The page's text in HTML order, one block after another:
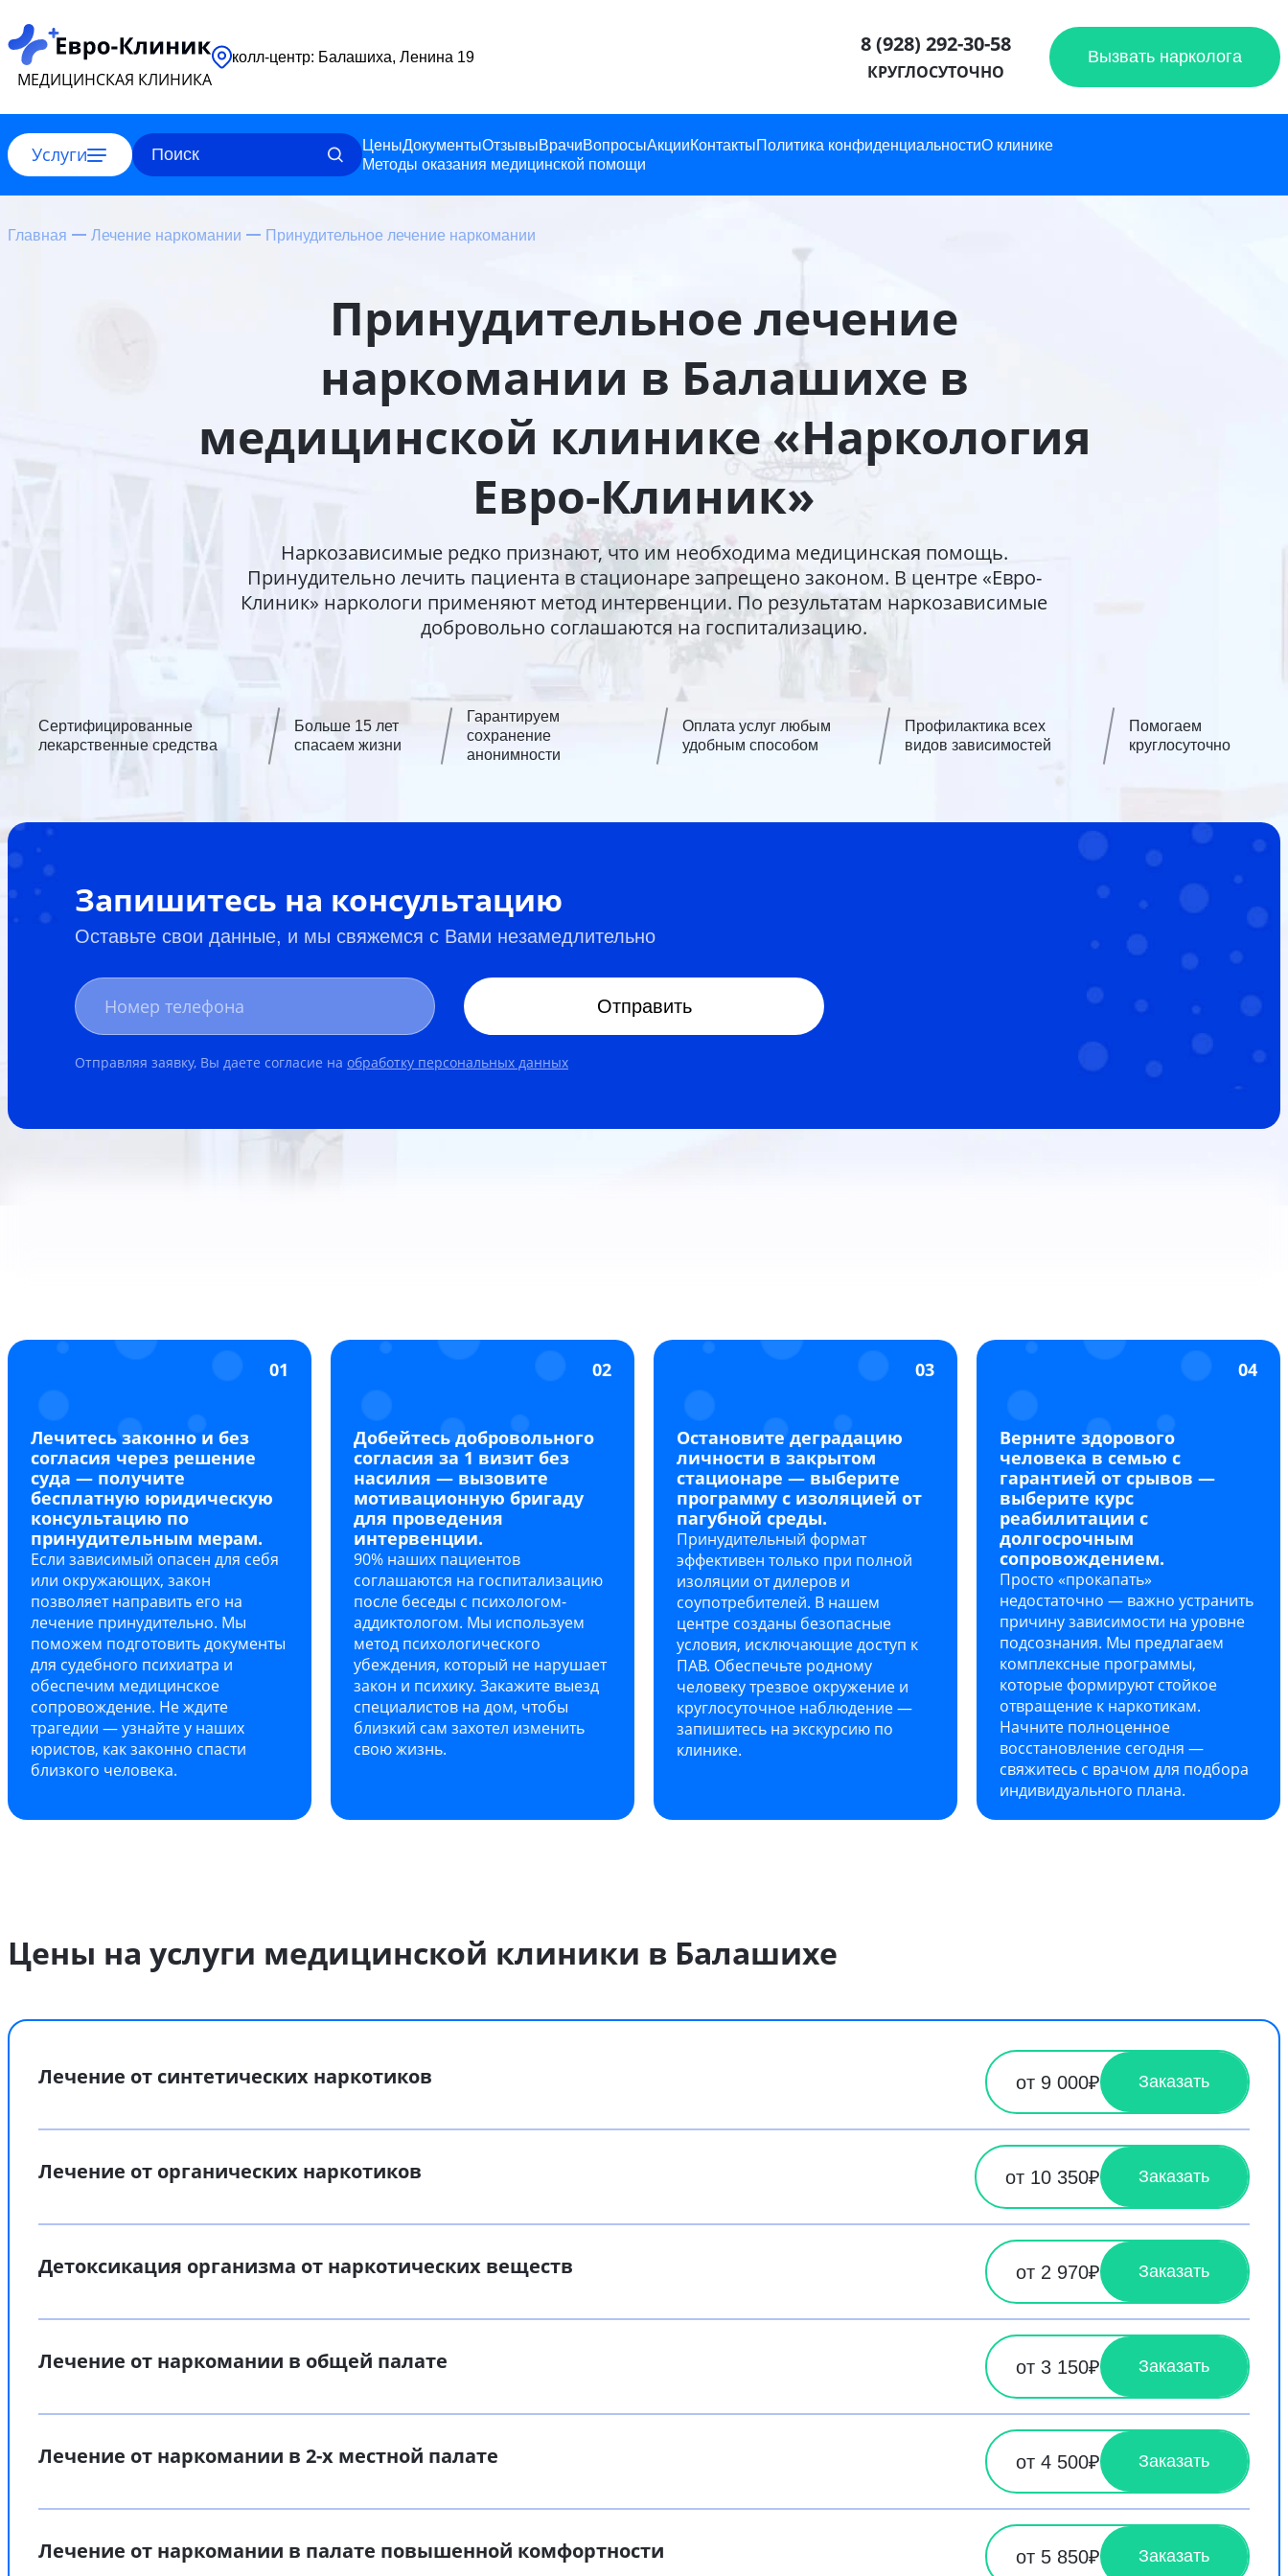
МЕДИЦИНСКАЯ КЛИНИКА
колл-центр: Балашиха, Ленина 19 8 (928) 292-30-58
КРУГЛОСУТОЧНО
Вызвать нарколога
Услуги ЦеныДокументыОтзывыВрачиВопросыАкцииКонтактыПолитика конфиденциальностиО клинике
Методы оказания медицинской помощи
Главная Лечение наркомании Принудительное лечение наркомании
Принудительное лечение
наркомании в Балашихе в
медицинской клинике «Наркология
Евро-Клиник»
Наркозависимые редко признают, что им необходима медицинская помощь.
Принудительно лечить пациента в стационаре запрещено законом. В центре «Евро-
Клиник» наркологи применяют метод интервенции. По результатам наркозависимые
добровольно соглашаются на госпитализацию.
Сертифицированные
лекарственные средства
Больше 15 лет
спасаем жизни
Гарантируем
сохранение
анонимности
Оплата услуг любым
удобным способом
Профилактика всех
видов зависимостей
Помогаем
круглосуточно
Запишитесь на консультацию
Оставьте свои данные, и мы свяжемся с Вами незамедлительно
Отправить
Отправляя заявку, Вы даете согласие на обработку персональных данных
01
Лечитесь законно и без
согласия через решение
суда — получите
бесплатную юридическую
консультацию по
принудительным мерам.
Если зависимый опасен для себя
или окружающих, закон
позволяет направить его на
лечение принудительно. Мы
поможем подготовить документы
для судебного психиатра и
обеспечим медицинское
сопровождение. Не ждите
трагедии — узнайте у наших
юристов, как законно спасти
близкого человека.
02
Добейтесь добровольного
согласия за 1 визит без
насилия — вызовите
мотивационную бригаду
для проведения
интервенции.
90% наших пациентов
соглашаются на госпитализацию
после беседы с психологом-
аддиктологом. Мы используем
метод психологического
убеждения, который не нарушает
закон и психику. Закажите выезд
специалистов на дом, чтобы
близкий сам захотел изменить
свою жизнь.
03
Остановите деградацию
личности в закрытом
стационаре — выберите
программу с изоляцией от
пагубной среды.
Принудительный формат
эффективен только при полной
изоляции от дилеров и
соупотребителей. В нашем
центре созданы безопасные
условия, исключающие доступ к
ПАВ. Обеспечьте родному
человеку трезвое окружение и
круглосуточное наблюдение —
запишитесь на экскурсию по
клинике.
04
Верните здорового
человека в семью с
гарантией от срывов —
выберите курс
реабилитации с
долгосрочным
сопровождением.
Просто «прокапать»
недостаточно — важно устранить
причину зависимости на уровне
подсознания. Мы предлагаем
комплексные программы,
которые формируют стойкое
отвращение к наркотикам.
Начните полноценное
восстановление сегодня —
свяжитесь с врачом для подбора
индивидуального плана.
Цены на услуги медицинской клиники в Балашихе
Лечение от синтетических наркотиков от 9 000₽ Заказать
Лечение от органических наркотиков от 10 350₽ Заказать
Детоксикация организма от наркотических веществ от 2 970₽ Заказать
Лечение от наркомании в общей палате от 3 150₽ Заказать
Лечение от наркомании в 2-х местной палате от 4 500₽ Заказать
Лечение от наркомании в палате повышенной комфортности от 5 850₽ Заказать